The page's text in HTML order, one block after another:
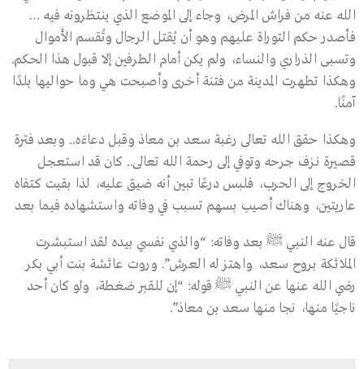
الله عنه من فراش المرض، وجاء إلى الموضع الذي ينتظرونه فيه …
فأصدر حكم التوراة عليهم وهو أن يُقتل الرجال وتُقسم الأموال
وتسبى الذراري والنساء، ولم يكن أمام الطرفين إلا قبول هذا الحكم.
وهكذا تطهرت المدينة من فتنة أخرى وأصبحت هي وما حواليها بلدًا
آمنًا.
وهكذا حقق الله تعالى رغبة سعد بن معاذ وقبل دعاءَه.. وبعد فترة
قصيرة نـزف جرحه وتوفي إلى رحمة الله تعالى.. كان قد استعجل
الخروج إلى الحرب، فلبس درعًا تبين أنه ضيق عليه، لذا بقيت كتفاه
عاريتين، وهناك أصيب بسهم تسبب في وفاته واستشهاده فيما بعد
قال عنه النبي ﷺ بعد وفاته: “والذي نفسي بيده لقد استبشرت
الملائكة بروح سعد، واهتز له العرش”. وروت عائشة بنت أبي بكر
رضي الله عنها عن النبي ﷺ قوله: “إن للقبر ضغطة، ولو كان أحد
ناجيًا منها، نجا منها سعد بن معاذ”.